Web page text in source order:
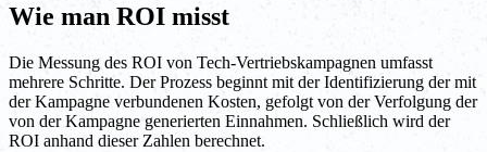
Wie man ROI misst
Die Messung des ROI von Tech-Vertriebskampagnen umfasst
mehrere Schritte. Der Prozess beginnt mit der Identifizierung der mit
der Kampagne verbundenen Kosten, gefolgt von der Verfolgung der
von der Kampagne generierten Einnahmen. Schließlich wird der
ROI anhand dieser Zahlen berechnet.